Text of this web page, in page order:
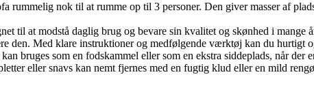
rummelig nok til at rumme op til 3 personer. Den giver masser af
til at modstå daglig brug og bevare sin kvalitet og skønhed i mange
den. Med klare instruktioner og medfølgende værktøj kan du hurtigt
bruges som en fodskammel eller som en ekstra siddeplads, når der
eller snavs kan nemt fjernes med en fugtig klud eller en mild